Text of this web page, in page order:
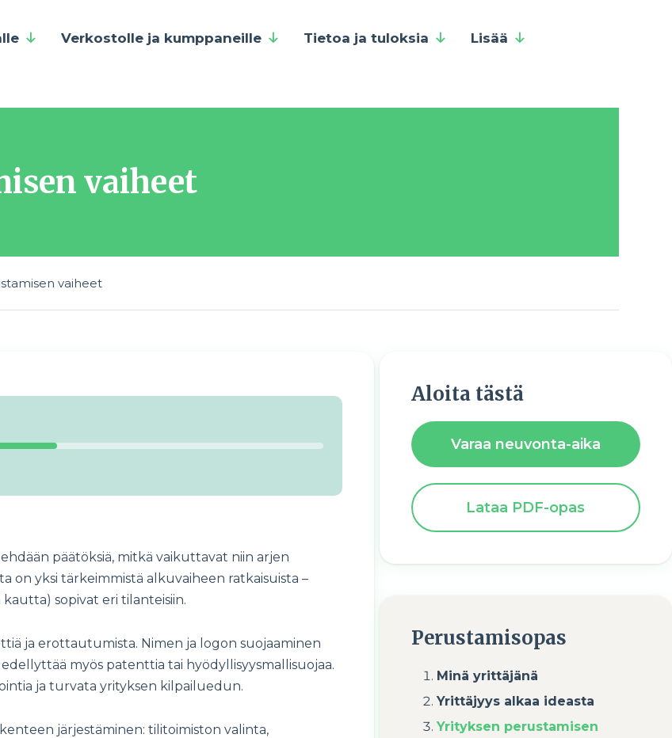
Verkostolle ja kumppaneille Tietoa ja tuloksia Lisää
vaiheet
vaiheet
päätöksiä, mitkä vaikuttavat niin arjen
yksi tärkeimmistä alkuvaiheen ratkaisuista –
sopivat eri tilanteisiin.
ja erottautumista. Nimen ja logon suojaaminen
myös patenttia tai hyödyllisyysmallisuojaa.
ja turvata yrityksen kilpailuedun.
järjestäminen: tilitoimiston valinta,
Aloita tästä
Varaa neuvonta-aika
Lataa PDF-opas
Perustamisopas
Minä yrittäjänä
Yrittäjyys alkaa ideasta
Yrityksen perustamisen